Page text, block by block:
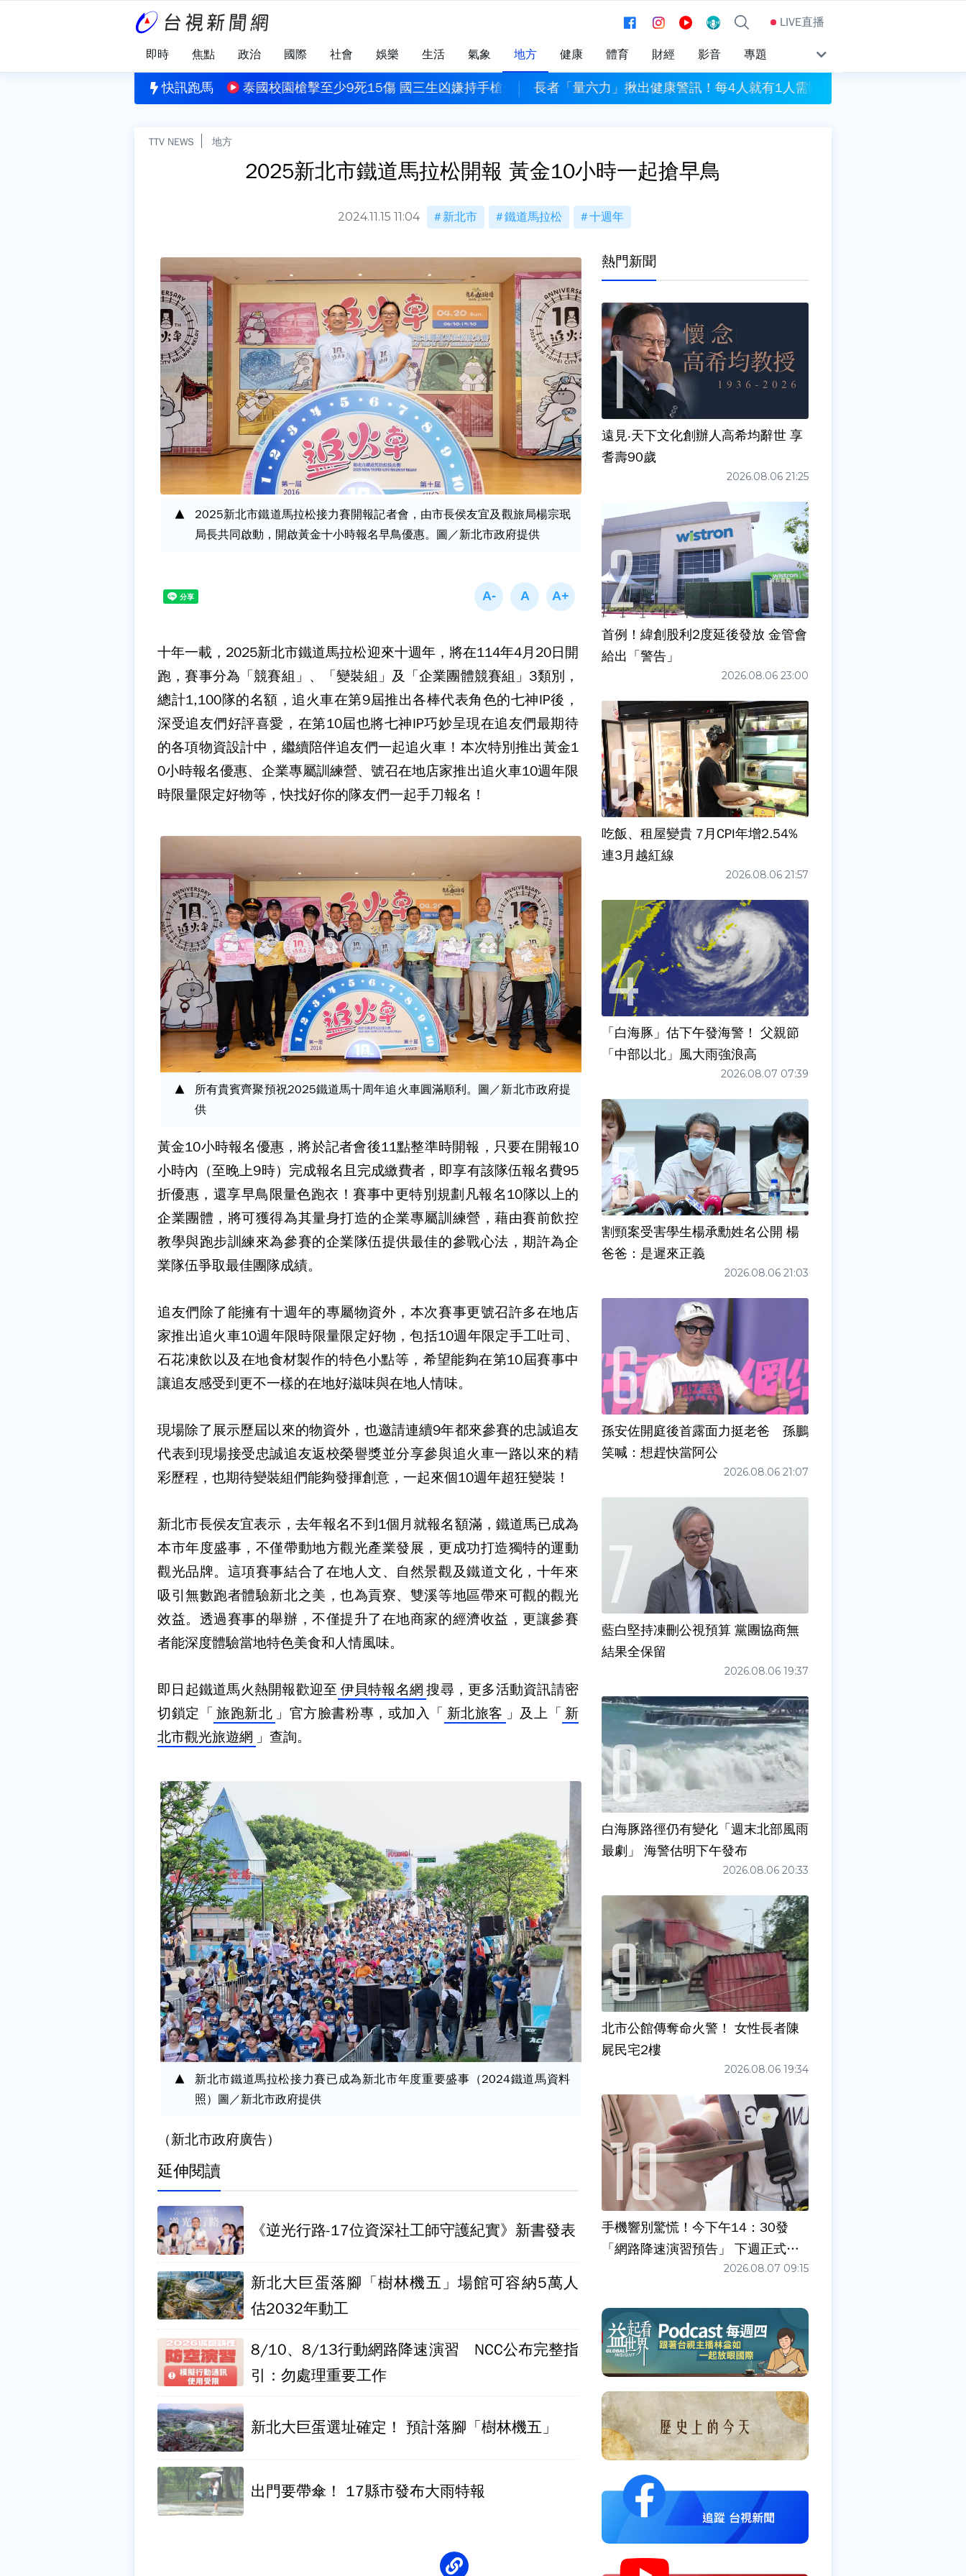
LIVE直播
即時 焦點 政治 國際 社會 娛樂 生活 氣象 地方 健康 體育 財經 影音 專題
快訊跑馬
喀喀響？醫示警「4症狀」恐顳顎關節出問題 3習慣快戒泰國校園槍擊至少9死15傷 國三生凶嫌持手槍先殺祖父母後闖校園犯案長者「量六力」揪出健康警訊！每4人就有1人需關懷
TTV NEWS 地方
2025新北市鐵道馬拉松開報 黃金10小時一起搶早鳥
2024.11.15 11:04 新北市 鐵道馬拉松 十週年
2025新北市鐵道馬拉松接力賽開報記者會，由市長侯友宜及觀旅局楊宗珉
局長共同啟動，開啟黃金十小時報名早鳥優惠。圖／新北市政府提供
十年一載，2025新北市鐵道馬拉松迎來十週年，將在114年4月20日開
跑，賽事分為「競賽組」、「變裝組」及「企業團體競賽組」3類別，
總計1,100隊的名額，追火車在第9屆推出各棒代表角色的七神IP後，
深受追友們好評喜愛，在第10屆也將七神IP巧妙呈現在追友們最期待
的各項物資設計中，繼續陪伴追友們一起追火車！本次特別推出黃金1
0小時報名優惠、企業專屬訓練營、號召在地店家推出追火車10週年限
時限量限定好物等，快找好你的隊友們一起手刀報名！
所有貴賓齊聚預祝2025鐵道馬十周年追火車圓滿順利。圖／新北市政府提
供
黃金10小時報名優惠，將於記者會後11點整準時開報，只要在開報10
小時內（至晚上9時）完成報名且完成繳費者，即享有該隊伍報名費95
折優惠，還享早鳥限量色跑衣！賽事中更特別規劃凡報名10隊以上的
企業團體，將可獲得為其量身打造的企業專屬訓練營，藉由賽前飲控
教學與跑步訓練來為參賽的企業隊伍提供最佳的參戰心法，期許為企
業隊伍爭取最佳團隊成績。
追友們除了能擁有十週年的專屬物資外，本次賽事更號召許多在地店
家推出追火車10週年限時限量限定好物，包括10週年限定手工吐司、
石花凍飲以及在地食材製作的特色小點等，希望能夠在第10屆賽事中
讓追友感受到更不一樣的在地好滋味與在地人情味。
現場除了展示歷屆以來的物資外，也邀請連續9年都來參賽的忠誠追友
代表到現場接受忠誠追友返校榮譽獎並分享參與追火車一路以來的精
彩歷程，也期待變裝組們能夠發揮創意，一起來個10週年超狂變裝！
新北市長侯友宜表示，去年報名不到1個月就報名額滿，鐵道馬已成為
本市年度盛事，不僅帶動地方觀光產業發展，更成功打造獨特的運動
觀光品牌。這項賽事結合了在地人文、自然景觀及鐵道文化，十年來
吸引無數跑者體驗新北之美，也為貢寮、雙溪等地區帶來可觀的觀光
效益。透過賽事的舉辦，不僅提升了在地商家的經濟收益，更讓參賽
者能深度體驗當地特色美食和人情風味。
即日起鐵道馬火熱開報歡迎至 伊貝特報名網 搜尋，更多活動資訊請密
切鎖定「 旅跑新北 」官方臉書粉專，或加入「 新北旅客 」及上「 新
北市觀光旅遊網 」查詢。
新北市鐵道馬拉松接力賽已成為新北市年度重要盛事（2024鐵道馬資料
照）圖／新北市政府提供
（新北市政府廣告）
延伸閱讀
《逆光行路-17位資深社工師守護紀實》新書發表
新北大巨蛋落腳「樹林機五」場館可容納5萬人
估2032年動工
8/10、8/13行動網路降速演習 NCC公布完整指
引：勿處理重要工作
新北大巨蛋選址確定！ 預計落腳「樹林機五」
出門要帶傘！ 17縣市發布大雨特報
熱門新聞
遠見‧天下文化創辦人高希均辭世 享
耆壽90歲
2026.08.06 21:25
首例！緯創股利2度延後發放 金管會
給出「警告」
2026.08.06 23:00
吃飯、租屋變貴 7月CPI年增2.54%
連3月越紅線
2026.08.06 21:57
「白海豚」估下午發海警！ 父親節
「中部以北」風大雨強浪高
2026.08.07 07:39
割頸案受害學生楊承勳姓名公開 楊
爸爸：是遲來正義
2026.08.06 21:03
孫安佐開庭後首露面力挺老爸 孫鵬
笑喊：想趕快當阿公
2026.08.06 21:07
藍白堅持凍刪公視預算 黨團協商無
結果全保留
2026.08.06 19:37
白海豚路徑仍有變化「週末北部風雨
最劇」 海警估明下午發布
2026.08.06 20:33
北市公館傳奪命火警！ 女性長者陳
屍民宅2樓
2026.08.06 19:34
手機響別驚慌！今下午14：30發
「網路降速演習預告」 下週正式登
2026.08.07 09:15